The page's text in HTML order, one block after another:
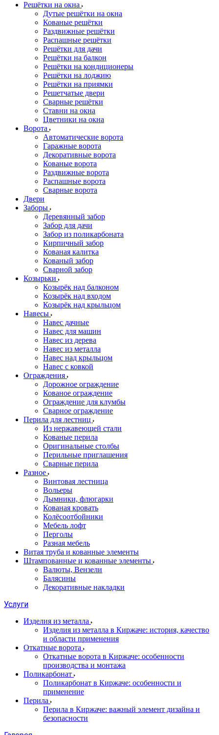
Решётки на окна
Дутые решётки на окна
Кованые решётки
Раздвижные решётки
Распашные решётки
Решётки для дачи
Решётки на балкон
Решётки на кондиционеры
Решётки на лоджию
Решётки на приямки
Решетчатые двери
Сварные решётки
Ставни на окна
Цветники на окна
Ворота
Автоматические ворота
Гаражные ворота
Декоративные ворота
Кованые ворота
Раздвижные ворота
Распашные ворота
Сварные ворота
Двери
Заборы
Деревянный забор
Забор для дачи
Забор из поликарбоната
Кирпичный забор
Кованая калитка
Кованый забор
Сварной забор
Козырьки
Козырёк над балконом
Козырёк над входом
Козырёк над крыльцом
Навесы
Навес дачные
Навес для машин
Навес из дерева
Навес из металла
Навес над крыльцом
Навес с ковкой
Ограждения
Дорожное ограждение
Кованое ограждение
Ограждение для клумбы
Сварное ограждение
Перила для лестниц
Из нержавеющей стали
Кованые перила
Оригинальные столбы
Перильные приглашения
Сварные перила
Разное
Винтовая лестница
Вольеры
Дымники, флюгарки
Кованая кровать
Колёсоотбойники
Мебель лофт
Перголы
Разная мебель
Витая труба и кованные элементы
Штампованные и кованные элементы
Валюты, Вензели
Балясины
Декоративные накладки
Услуги
Изделия из металла
Изделия из металла в Киржаче: история, качество
и области применения
Откатные ворота
Откатные ворота в Киржаче: особенности
производства и монтажа
Поликарбонат
Поликарбонат в Киржаче: особенности и
применение
Перила
Перила в Киржаче: важный элемент дизайна и
безопасности